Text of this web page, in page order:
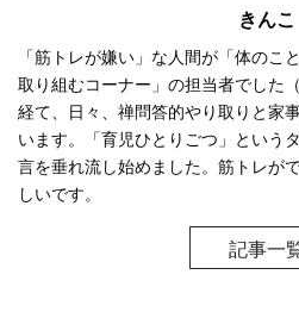
きんこ
「筋トレが嫌い」な人間が「体のこ
取り組むコーナー」の担当者でした
経て、日々、禅問答的やり取りと家
います。「育児ひとりごつ」という
言を垂れ流し始めました。筋トレが
しいです。
記事一